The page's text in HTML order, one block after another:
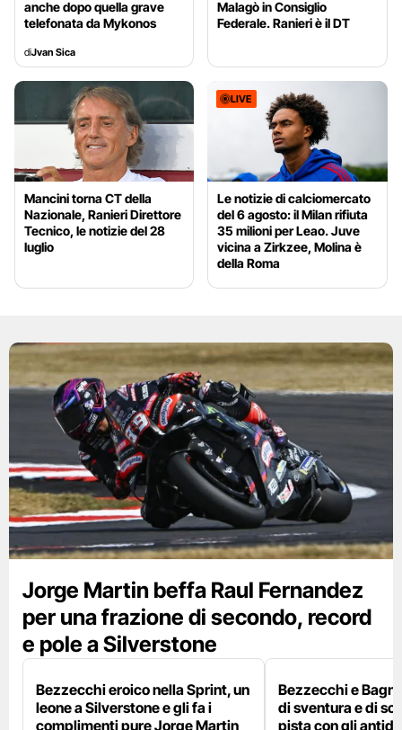
anche dopo quella grave
telefonata da Mykonos
diJvan Sica
Malagò in Consiglio
Federale. Ranieri è il DT
Mancini torna CT della
Nazionale, Ranieri Direttore
Tecnico, le notizie del 28
luglio
LIVE
Le notizie di calciomercato
del 6 agosto: il Milan rifiuta
35 milioni per Leao. Juve
vicina a Zirkzee, Molina è
della Roma
Jorge Martin beffa Raul Fernandez
per una frazione di secondo, record
e pole a Silverstone
Bezzecchi eroico nella Sprint, un
leone a Silverstone e gli fa i
complimenti pure Jorge Martin
Bezzecchi e
di sventura e di
pista con gli